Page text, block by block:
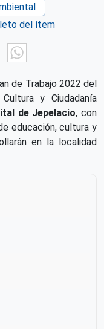
del ítem
Twitter
de Trabajo 2022 del
y Ciudadanía
de Jepelacio, con
educación, cultura y
en la localidad